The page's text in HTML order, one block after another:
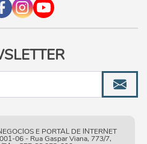
E PORTAL DE INTERNET
06 - Rua Gaspar Viana, 773/7,